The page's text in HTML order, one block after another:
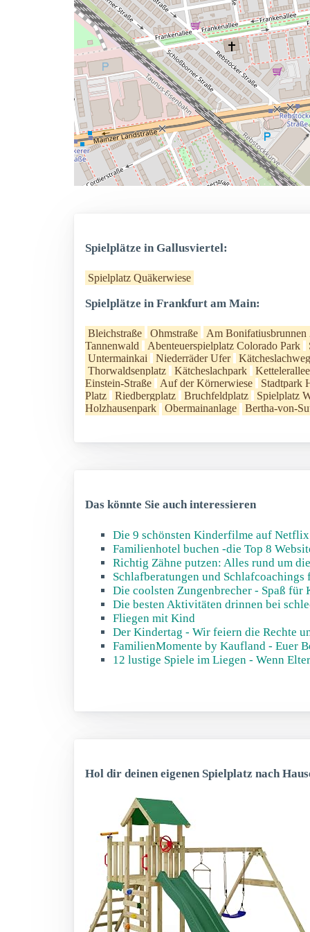
Spielplätze in Gallusviertel:
Spielplatz Quäkerwiese
Spielplätze in Frankfurt am Main:
Bleichstraße Ohmstraße
Am Bonifatiusbrunnen
Tannenwald
Abenteuerspielplatz Colorado Park
Untermainkai
Niederräder Ufer
Thorwaldsenplatz
Kätcheslachpark
Kettelerallee
Einstein-Straße
Auf der Körnerwiese
Stadtpark
Platz
Riedbergplatz Bruchfeldplatz
Spielplatz
Holzhausenpark
Obermainanlage Bertha-von-
Das könnte Sie auch interessieren
Die 9 schönsten Kinderfilme auf Netflix
Familienhotel buchen -die Top 8
Richtig Zähne putzen: Alles rund um
Schlafberatungen und Schlafcoachings
Die coolsten Zungenbrecher - Spaß für
Die besten Aktivitäten drinnen bei
Fliegen mit Kind
Der Kindertag - Wir feiern die Rechte
FamilienMomente by Kaufland - Euer
12 lustige Spiele im Liegen - Wenn
Hol dir deinen eigenen Spielplatz nach